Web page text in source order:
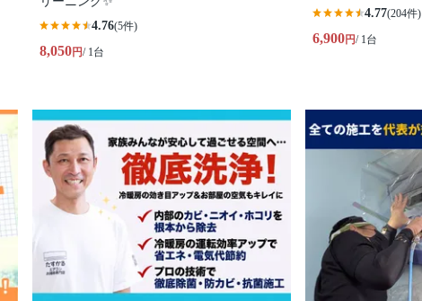
4.76(5件)
8,050円/ 1台
4.77(204件)
6,900円/ 1台